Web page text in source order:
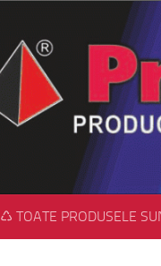
♺ TOATE PRODUSELE